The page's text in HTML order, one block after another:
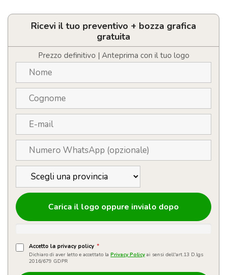
500ml
personalizzabile
manico
quantità
Ricevi il tuo preventivo + bozza grafica
gratuita
Prezzo definitivo | Anteprima con il tuo logo
Carica il logo oppure invialo dopo
Accetto la privacy policy *
Dichiaro di aver letto e accettato la Privacy Policy ai sensi dell'art.13 D.lgs
2016/679 GDPR